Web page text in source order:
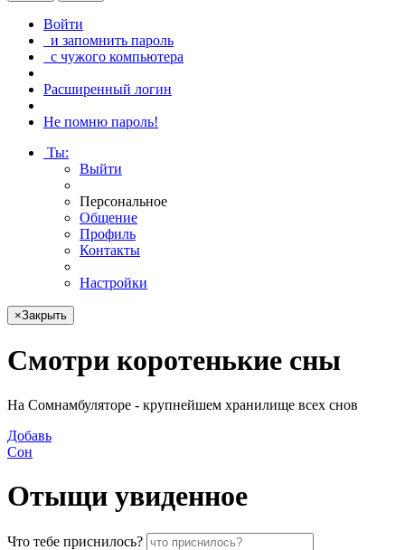
Войти
и запомнить пароль
с чужого компьютера
Расширенный логин
Не помню пароль!
Ты:
Выйти
Персональное
Общение
Профиль
Контакты
Настройки
×Закрыть
Смотри коротенькие сны
На Сомнамбуляторе - крупнейшем хранилище всех снов
Добавь
Сон
Отыщи увиденное
Что тебе приснилось?